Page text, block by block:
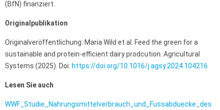
(BfN) finanziert.
Originalpublikation
Originalveröffentlichung: Maria Wild et al. Feed the green for a
sustainable and protein-efficient dairy prodcution. Agricultural
Systems (2025). Doi: https://doi.org/10.1016/j.agsy.2024.104216
Lesen Sie auch
WWF_Studie_Nahrungsmittelverbrauch_und_Fussabduecke_des